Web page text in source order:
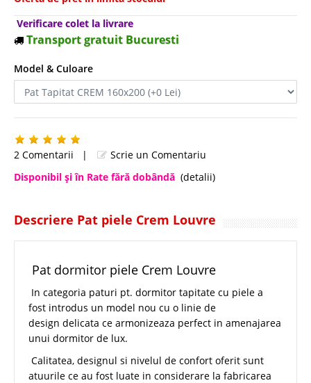
Verificare colet la livrare
Transport gratuit Bucuresti
Model & Culoare
2 Comentarii |
Scrie un Comentariu
Disponibil şi în Rate fără dobândă (detalii)
Descriere Pat piele Crem Louvre
Pat dormitor piele Crem Louvre
In categoria paturi pt. dormitor tapitate cu piele a
fost introdus un model nou cu o linie de
design delicata ce armonizeaza perfect in amenajarea
unui dormitor de lux.
Calitatea, designul si nivelul de confort oferit sunt
atuurile ce au fost luate in considerare la fabricarea